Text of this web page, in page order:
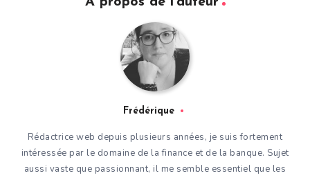
Frédérique
Rédactrice web depuis plusieurs années, je suis fortement
intéressée par le domaine de la finance et de la banque. Sujet
aussi vaste que passionnant, il me semble essentiel que les